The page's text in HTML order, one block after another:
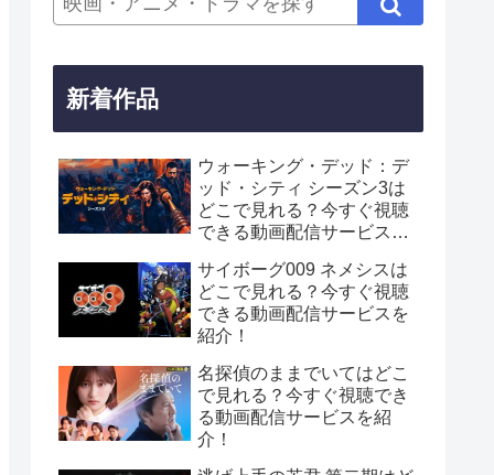
新着作品
ウォーキング・デッド：デ
ッド・シティ シーズン3は
どこで見れる？今すぐ視聴
できる動画配信サービスを
サイボーグ009 ネメシスは
どこで見れる？今すぐ視聴
できる動画配信サービスを
紹介！
名探偵のままでいてはどこ
で見れる？今すぐ視聴でき
る動画配信サービスを紹
介！